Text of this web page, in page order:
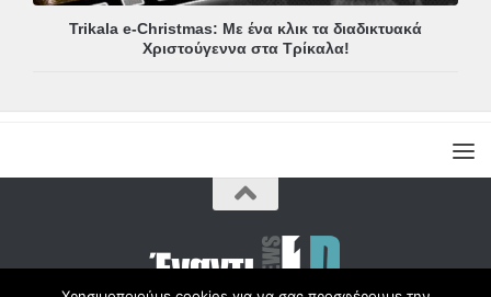
Trikala e-Christmas: Με ένα κλικ τα διαδικτυακά
Χριστούγεννα στα Τρίκαλα!